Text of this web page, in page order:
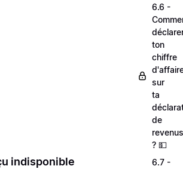
indisponible
6.6 -
ton
chiffre
sur
ta
de
revenus
? 💵
6.7 -